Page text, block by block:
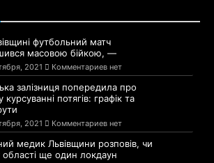
футбольний матч
масовою бійкою, —
2021 Комментариев нет
залізниця попередила про
курсуванні потягів: графік та
2021 Комментариев нет
медик Львівщини розповів, чи
області ще один локдаун